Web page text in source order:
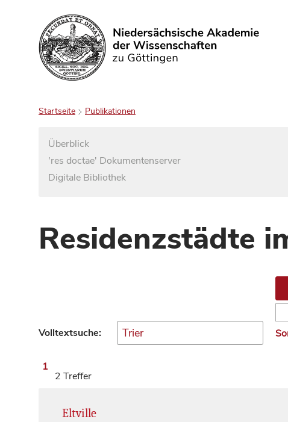
Suchen
Startseite Publikationen
Überblick
'res doctae' Dokumentenserver
Digitale Bibliothek
Residenzstädte
Volltextsuche:
1
2 Treffer
Eltville